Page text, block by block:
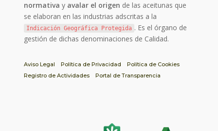
normativa y avalar el origen de las aceitunas que
se elaboran en las industrias adscritas a la
Indicación Geográfica Protegida . Es el órgano de
gestión de dichas denominaciones de Calidad.
Aviso Legal Política de Privacidad
Política de Cookies
Registro de Actividades
Portal de Transparencia